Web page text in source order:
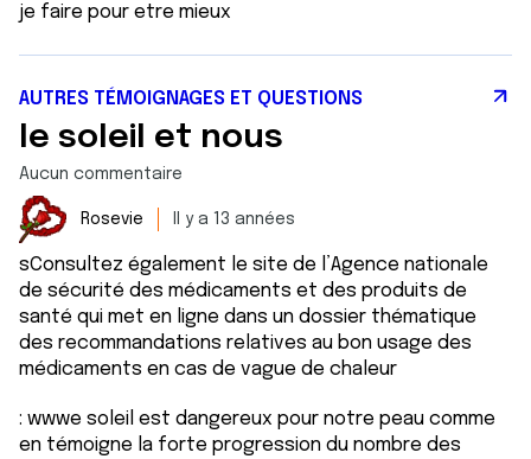
je faire pour etre mieux
AUTRES TÉMOIGNAGES ET QUESTIONS
le soleil et nous
Aucun commentaire
Rosevie Il y a 13 années
sConsultez également le site de l’Agence nationale
de sécurité des médicaments et des produits de
santé qui met en ligne dans un dossier thématique
des recommandations relatives au bon usage des
médicaments en cas de vague de chaleur
: wwwe soleil est dangereux pour notre peau comme
en témoigne la forte progression du nombre des